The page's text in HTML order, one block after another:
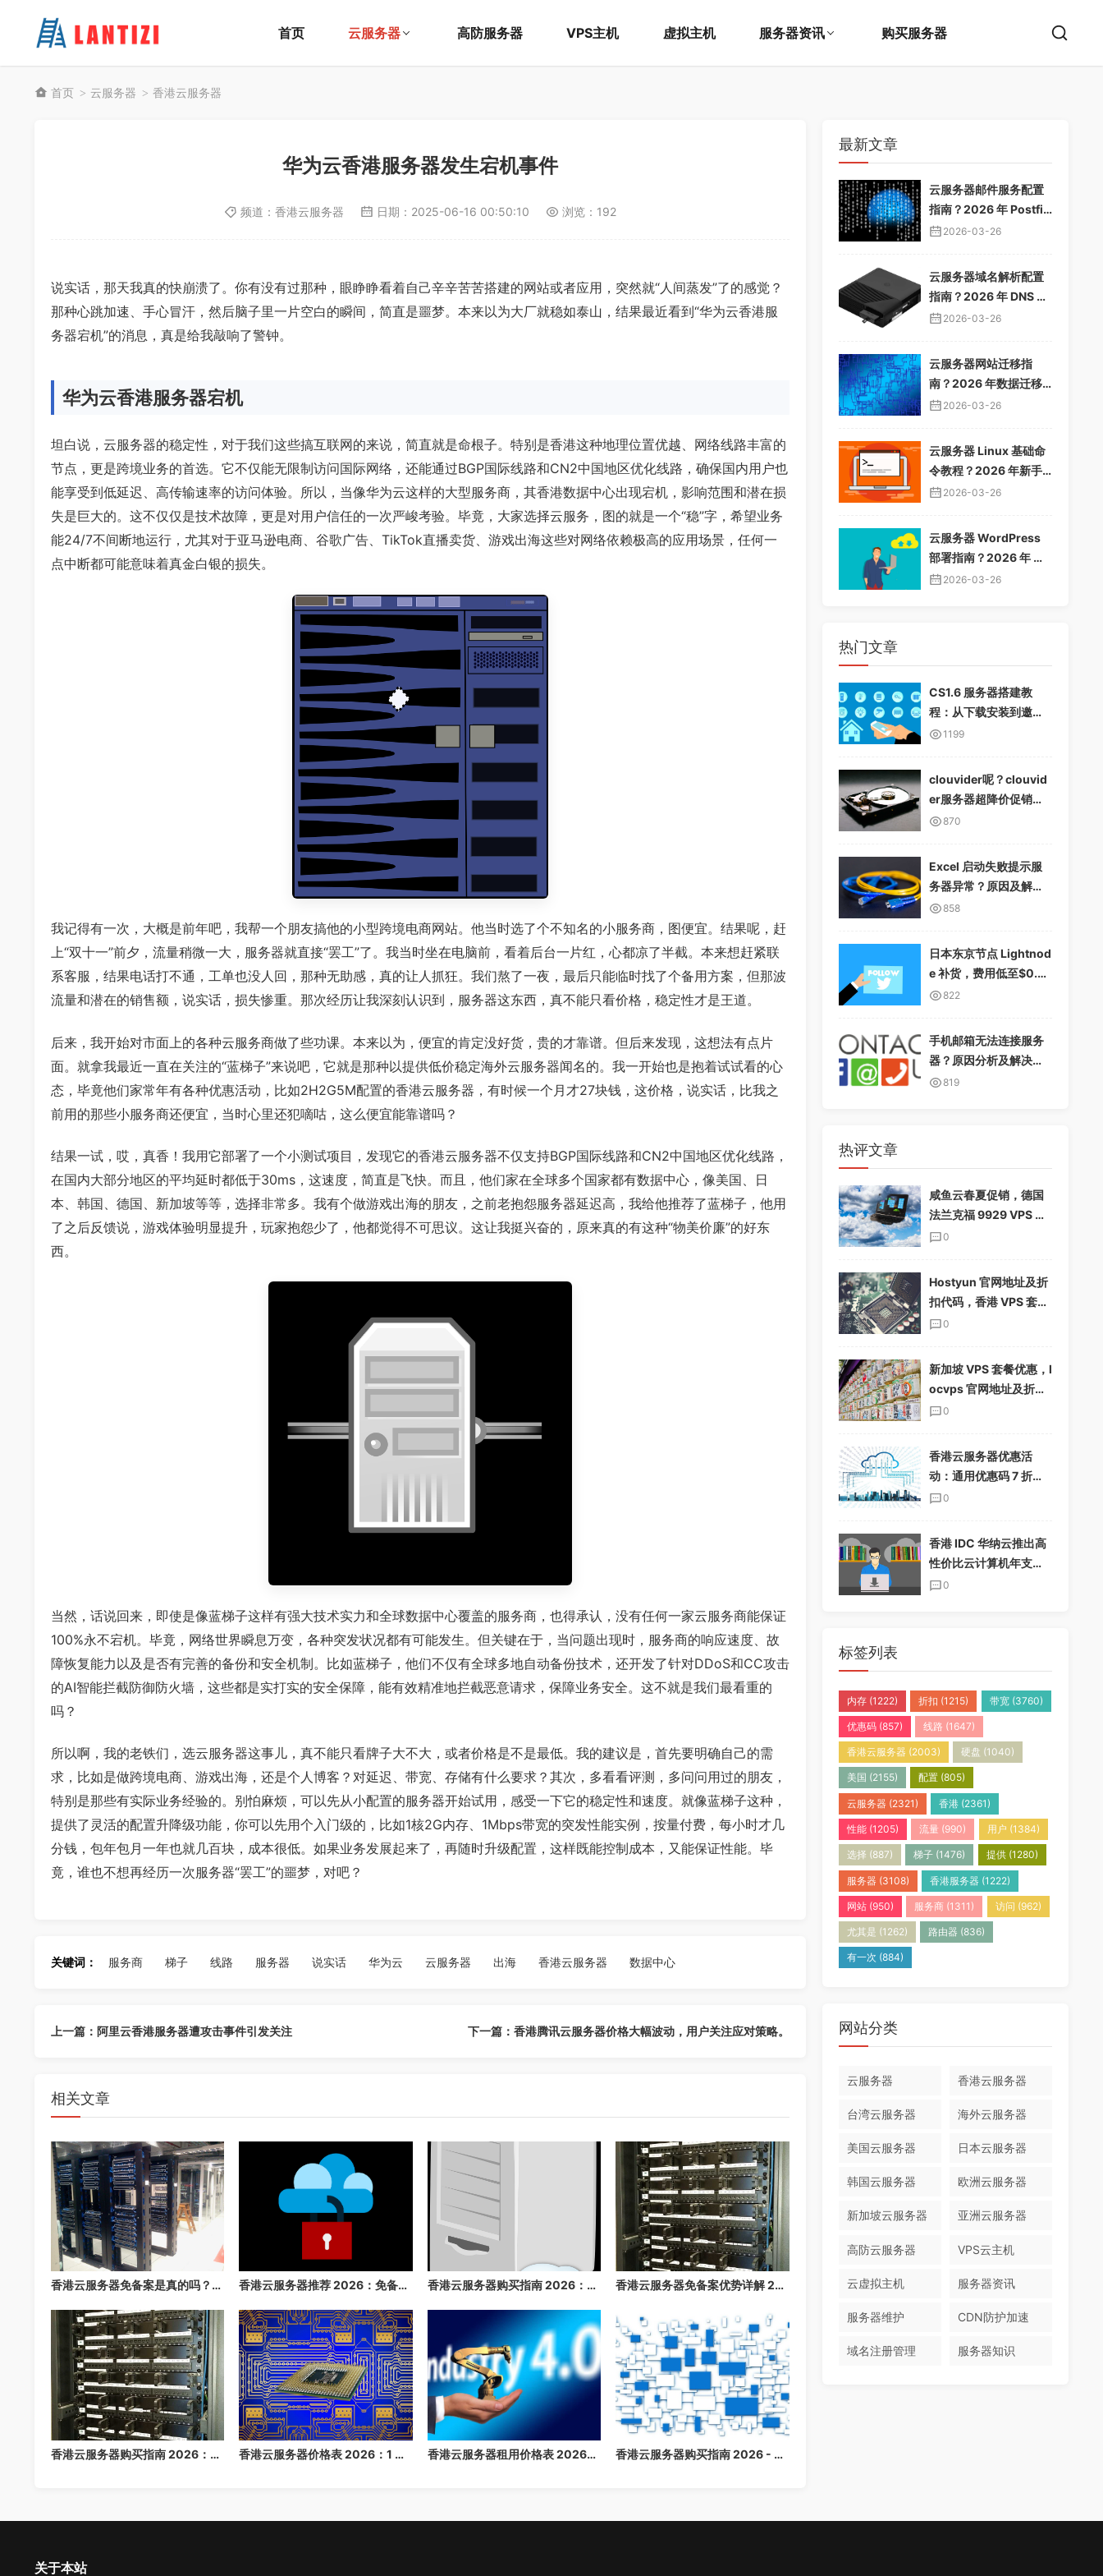
首页 云服务器 高防服务器 VPS主机 虚拟主机 服务器资讯 购买服务器
首页 > 云服务器 > 香港云服务器
华为云香港服务器发生宕机事件
频道： 香港云服务器 日期： 2025-06-16 00:50:10 浏览：192
说实话，那天我真的快崩溃了。你有没有过那种，眼睁睁看着自己辛辛苦苦搭建的网站或者应用，突然就“人间蒸发”了的感觉？
那种心跳加速、手心冒汗，然后脑子里一片空白的瞬间，简直是噩梦。本来以为大厂就稳如泰山，结果最近看到“华为云香港服
务器宕机”的消息，真是给我敲响了警钟。
华为云香港服务器宕机
坦白说，云服务器的稳定性，对于我们这些搞互联网的来说，简直就是命根子。特别是香港这种地理位置优越、网络线路丰富的
节点，更是跨境业务的首选。它不仅能无限制访问国际网络，还能通过BGP国际线路和CN2中国地区优化线路，确保国内用户也
能享受到低延迟、高传输速率的访问体验。所以，当像华为云这样的大型服务商，其香港数据中心出现宕机，影响范围和潜在损
失是巨大的。这不仅仅是技术故障，更是对用户信任的一次严峻考验。毕竟，大家选择云服务，图的就是一个“稳”字，希望业务
能24/7不间断地运行，尤其对于亚马逊电商、谷歌广告、TikTok直播卖货、游戏出海这些对网络依赖极高的应用场景，任何一
点中断都可能意味着真金白银的损失。
我记得有一次，大概是前年吧，我帮一个朋友搞他的小型跨境电商网站。他当时选了个不知名的小服务商，图便宜。结果呢，赶
上“双十一”前夕，流量稍微一大，服务器就直接“罢工”了。我当时坐在电脑前，看着后台一片红，心都凉了半截。本来想赶紧联
系客服，结果电话打不通，工单也没人回，那种无助感，真的让人抓狂。我们熬了一夜，最后只能临时找了个备用方案，但那波
流量和潜在的销售额，说实话，损失惨重。那次经历让我深刻认识到，服务器这东西，真不能只看价格，稳定性才是王道。
后来，我开始对市面上的各种云服务商做了些功课。本来以为，便宜的肯定没好货，贵的才靠谱。但后来发现，这想法有点片
面。就拿我最近一直在关注的“蓝梯子”来说吧，它就是那种以提供低价稳定海外云服务器闻名的。我一开始也是抱着试试看的心
态，毕竟他们家常年有各种优惠活动，比如2H2G5M配置的香港云服务器，有时候一个月才27块钱，这价格，说实话，比我之
前用的那些小服务商还便宜，当时心里还犯嘀咕，这么便宜能靠谱吗？
结果一试，哎，真香！我用它部署了一个小测试项目，发现它的香港云服务器不仅支持BGP国际线路和CN2中国地区优化线路，
在国内大部分地区的平均延时都低于30ms，这速度，简直是飞快。而且，他们家在全球多个国家都有数据中心，像美国、日
本、韩国、德国、新加坡等等，选择非常多。我有个做游戏出海的朋友，之前老抱怨服务器延迟高，我给他推荐了蓝梯子，他用
了之后反馈说，游戏体验明显提升，玩家抱怨少了，他都觉得不可思议。这让我挺兴奋的，原来真的有这种“物美价廉”的好东
西。
当然，话说回来，即使是像蓝梯子这样有强大技术实力和全球数据中心覆盖的服务商，也得承认，没有任何一家云服务商能保证
100%永不宕机。毕竟，网络世界瞬息万变，各种突发状况都有可能发生。但关键在于，当问题出现时，服务商的响应速度、故
障恢复能力以及是否有完善的备份和安全机制。比如蓝梯子，他们不仅有全球多地自动备份技术，还开发了针对DDoS和CC攻击
的AI智能拦截防御防火墙，这些都是实打实的安全保障，能有效精准地拦截恶意请求，保障业务安全。这不就是我们最看重的
吗？
所以啊，我的老铁们，选云服务器这事儿，真不能只看牌子大不大，或者价格是不是最低。我的建议是，首先要明确自己的需
求，比如是做跨境电商、游戏出海，还是个人博客？对延迟、带宽、存储有什么要求？其次，多看看评测，多问问用过的朋友，
特别是那些有实际业务经验的。别怕麻烦，可以先从小配置的服务器开始试用，感受一下它的稳定性和速度。就像蓝梯子这种，
提供了灵活的配置升降级功能，你可以先用个入门级的，比如1核2G内存、1Mbps带宽的突发性能实例，按量付费，每小时才几
分钱，包年包月一年也就几百块，成本很低。如果业务发展起来了，再随时升级配置，这样既能控制成本，又能保证性能。毕
竟，谁也不想再经历一次服务器“罢工”的噩梦，对吧？
关键词： 服务商 梯子 线路 服务器 说实话 华为云 云服务器 出海 香港云服务器 数据中心
上一篇：阿里云香港服务器遭攻击事件引发关注 下一篇：香港腾讯云服务器价格大幅波动，用户关注应对策略。
相关文章
香港云服务器免备案是真的吗？2026 年最详细的免备案指南，3 分钟快速上线 香港云服务器推荐 2026：免备案、速度快、稳定性高的香港云主机推荐 香港云服务器购买指南 2026：免备案、高速、稳定的海外云主机推荐 香港云服务器免备案优势详解 2026：快速上线，无需等待备案
香港云服务器购买指南 2026：免备案高速云主机推荐 香港云服务器价格表 2026：1 核/2 核/4 核/8 核配置每月多少钱？ 香港云服务器租用价格表 2026：1 核/2 核/4 核/8 核配置每月多少钱？ 香港云服务器购买指南 2026 - 免备案高速云主机推荐
最新文章
云服务器邮件服务配置
指南？2026 年 Postfix
邮件服务器教程，企业
2026-03-26
云服务器域名解析配置
指南？2026 年 DNS 解
析教程，域名绑定服务
2026-03-26
云服务器网站迁移指
南？2026 年数据迁移
教程，无缝切换服务器
2026-03-26
云服务器 Linux 基础命
令教程？2026 年新手
入门指南，常用命令大
2026-03-26
云服务器 WordPress
部署指南？2026 年 Wo
rdPress 安装配置教
2026-03-26
热门文章
CS1.6 服务器搭建教
程：从下载安装到邀请
好友畅玩
1199
clouvider呢？clouvid
er服务器超降价促销，1
0Gbps无限流量
870
Excel 启动失败提示服
务器异常？原因及解决
方案详解
858
日本东京节点 Lightnod
e 补货，费用低至$0.01
2/小时，支持多种支付
822
手机邮箱无法连接服务
器？原因分析及解决方
案 819
热评文章
咸鱼云春夏促销，德国
法兰克福 9929 VPS 下
单享 85%折扣，配置翻
0
Hostyun 官网地址及折
扣代码，香港 VPS 套餐
介绍
0
新加坡 VPS 套餐优惠，l
ocvps 官网地址及折扣
码分享
0
香港云服务器优惠活
动：通用优惠码 7 折，
半年付加送一个月，年
0
香港 IDC 华纳云推出高
性价比云计算机年支付
套餐，免实名免备案
0
标签列表
内存 (1222) 折扣 (1215) 带宽(3760)
优惠码 (857) 线路 (1647)
香港云服务器 (2003) 硬盘 (1040)
美国 (2155) 配置 (805)
云服务器 (2321) 香港 (2361)
性能 (1205) 流量 (990) 用户 (1384)
选择 (887) 梯子 (1476) 提供(1280)
服务器 (3108) 香港服务器 (1222)
网站 (950) 服务商 (1311) 访问 (962)
尤其是 (1262) 路由器 (836)
有一次 (884)
网站分类
云服务器 香港云服务器
台湾云服务器 海外云服务器
美国云服务器 日本云服务器
韩国云服务器 欧洲云服务器
新加坡云服务器 亚洲云服务器
高防云服务器 VPS云主机
云虚拟主机 服务器资讯
服务器维护 CDN防护加速
域名注册管理 服务器知识
关于本站